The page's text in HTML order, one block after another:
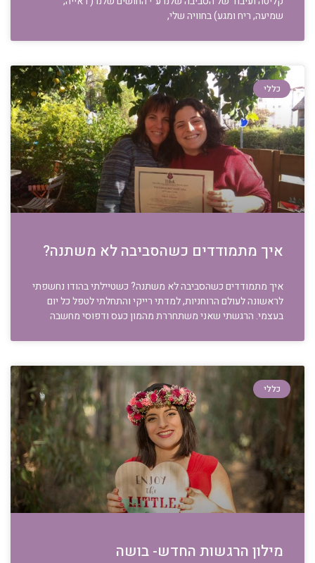
שמיעה, ריח ומגע) בחוויה שלי,
כללי
איך מתמודדים כשהסביבה לא משתנה?
איך מתמודדים כשהסביבה לא משתנה? כשטיילתי בהודו נחשפתי
לראשונה לעולם הרוחניות, למדתי רייקי והתחלתי לטפל כל יום
בעצמי. הרגשתי שאני משתחררת מהמון כעס ודפוסי מחשבה
כללי
מילון הרגשות החדש- בושה